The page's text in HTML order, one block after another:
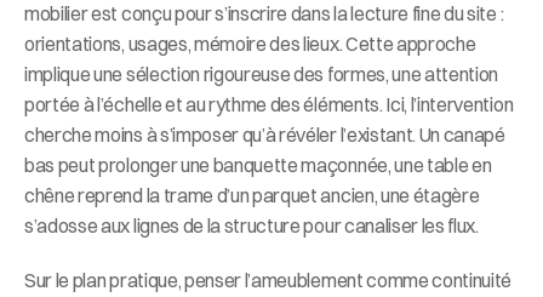
mobilier est conçu pour s’inscrire dans la lecture fine du site :
orientations, usages, mémoire des lieux. Cette approche
implique une sélection rigoureuse des formes, une attention
portée à l’échelle et au rythme des éléments. Ici, l’intervention
cherche moins à s’imposer qu’à révéler l’existant. Un canapé
bas peut prolonger une banquette maçonnée, une table en
chêne reprend la trame d’un parquet ancien, une étagère
s’adosse aux lignes de la structure pour canaliser les flux.
Sur le plan pratique, penser l’ameublement comme continuité